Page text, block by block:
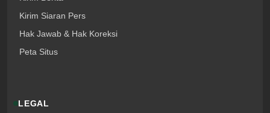
Kirim Siaran Pers
Hak Jawab & Hak Koreksi
Peta Situs
LEGAL